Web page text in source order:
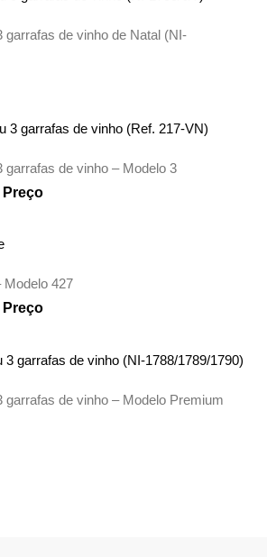
garrafas de vinho de Natal (NI-
garrafas de vinho – Modelo 3
Modelo 427
garrafas de vinho – Modelo Premium